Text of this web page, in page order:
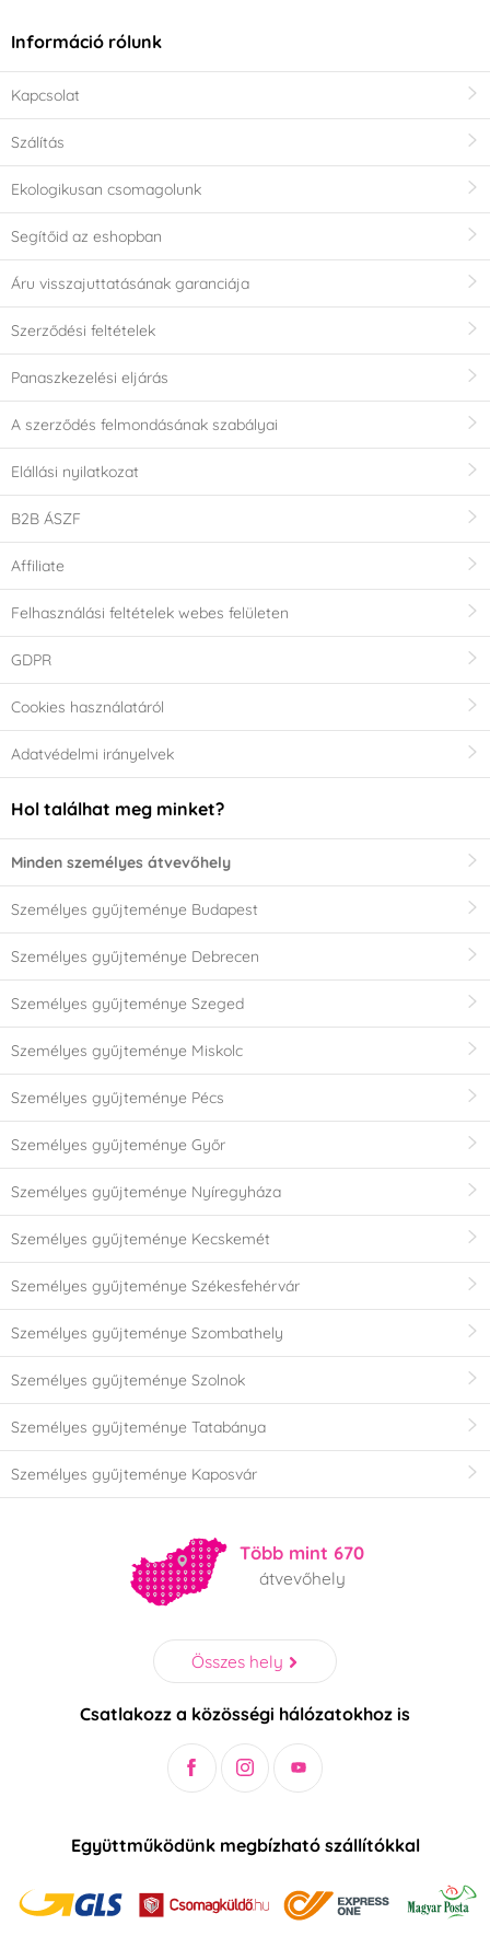
Információ rólunk
Kapcsolat
Szálítás
Ekologikusan csomagolunk
Segítőid az eshopban
Áru visszajuttatásának garanciája
Szerződési feltételek
Panaszkezelési eljárás
A szerződés felmondásának szabályai
Elállási nyilatkozat
B2B ÁSZF
Affiliate
Felhasználási feltételek webes felületen
GDPR
Cookies használatáról
Adatvédelmi irányelvek
Hol találhat meg minket?
Minden személyes átvevőhely
Személyes gyűjteménye Budapest
Személyes gyűjteménye Debrecen
Személyes gyűjteménye Szeged
Személyes gyűjteménye Miskolc
Személyes gyűjteménye Pécs
Személyes gyűjteménye Győr
Személyes gyűjteménye Nyíregyháza
Személyes gyűjteménye Kecskemét
Személyes gyűjteménye Székesfehérvár
Személyes gyűjteménye Szombathely
Személyes gyűjteménye Szolnok
Személyes gyűjteménye Tatabánya
Személyes gyűjteménye Kaposvár
Több mint 670
átvevőhely
Összes hely
Csatlakozz a közösségi hálózatokhoz is
Együttműködünk megbízható szállítókkal